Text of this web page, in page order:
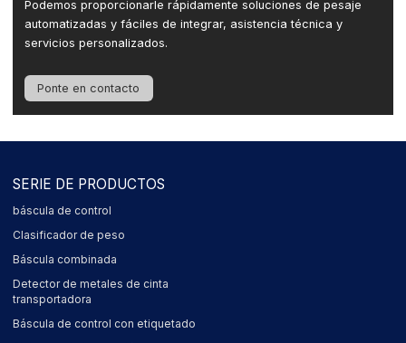
Podemos proporcionarle rápidamente soluciones de pesaje
automatizadas y fáciles de integrar, asistencia técnica y
servicios personalizados.
Ponte en contacto
SERIE DE PRODUCTOS
báscula de control
Clasificador de peso
Báscula combinada
Detector de metales de cinta
transportadora
Báscula de control con etiquetado